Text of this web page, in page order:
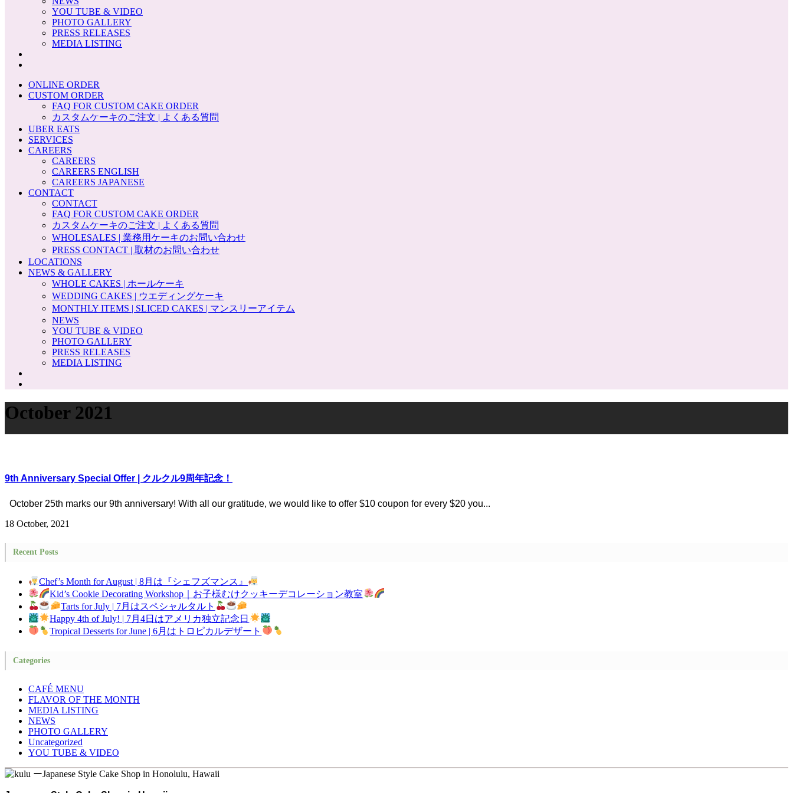
YOU TUBE & VIDEO
PHOTO GALLERY
PRESS RELEASES
MEDIA LISTING
ONLINE ORDER
CUSTOM ORDER
FAQ FOR CUSTOM CAKE ORDER
カスタムケーキのご注文 | よくある質問
UBER EATS
SERVICES
CAREERS
CAREERS
CAREERS ENGLISH
CAREERS JAPANESE
CONTACT
CONTACT
FAQ FOR CUSTOM CAKE ORDER
カスタムケーキのご注文 | よくある質問
WHOLESALES | 業務用ケーキのお問い合わせ
PRESS CONTACT | 取材のお問い合わせ
LOCATIONS
NEWS & GALLERY
WHOLE CAKES | ホールケーキ
WEDDING CAKES | ウエディングケーキ
MONTHLY ITEMS | SLICED CAKES | マンスリーアイテム
NEWS
YOU TUBE & VIDEO
PHOTO GALLERY
PRESS RELEASES
MEDIA LISTING
October 2021
9th Anniversary Special Offer | クルクル9周年記念！
October 25th marks our 9th anniversary! With all our gratitude, we would like to offer $10 coupon for every $20 you...
18 October, 2021
Recent Posts
Chef’s Month for August | 8月は『シェフズマンス』
Kid’s Cookie Decorating Workshop｜お子様むけクッキーデコレーション教室
Tarts for July | 7月はスペシャルタルト
Happy 4th of July! | 7月4日はアメリカ独立記念日
Tropical Desserts for June | 6月はトロピカルデザート
Categories
CAFÉ MENU
FLAVOR OF THE MONTH
MEDIA LISTING
NEWS
PHOTO GALLERY
Uncategorized
YOU TUBE & VIDEO